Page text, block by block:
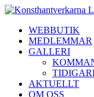
Fortsätt
innehålletWEBBUTIK
MEDLEMMAR
GALLERI
AKTUELLT
OM OSS